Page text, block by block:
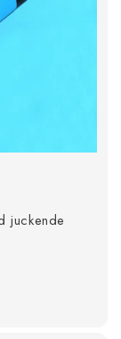
juckende